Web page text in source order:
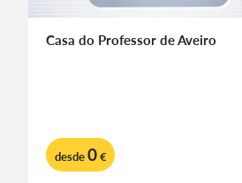
Casa do Professor de Aveiro
desde0€